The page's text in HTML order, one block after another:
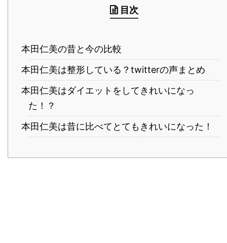
目次
本田仁美の昔と今の比較
本田仁美は整形している？twitterの声まとめ
本田仁美はダイエットをしてきれいになっ
た！？
本田仁美は昔に比べてとてもきれいになった！